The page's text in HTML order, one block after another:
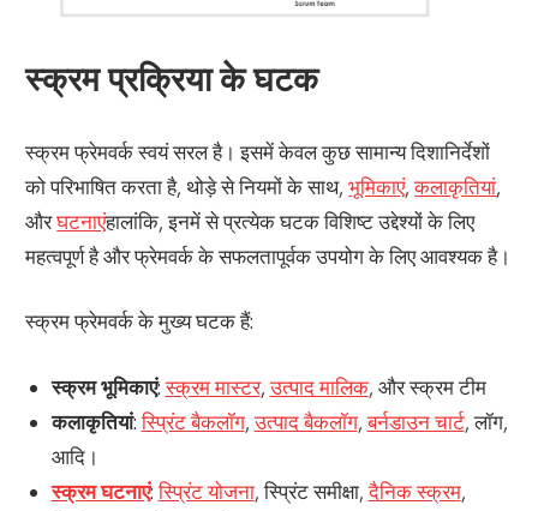
स्क्रम प्रक्रिया के घटक
स्क्रम फ्रेमवर्क स्वयं सरल है। इसमें केवल कुछ सामान्य दिशानिर्देशों
को परिभाषित करता है, थोड़े से नियमों के साथ,भूमिकाएं,कलाकृतियां,
औरघटनाएंहालांकि, इनमें से प्रत्येक घटक विशिष्ट उद्देश्यों के लिए
महत्वपूर्ण है और फ्रेमवर्क के सफलतापूर्वक उपयोग के लिए आवश्यक है।
स्क्रम फ्रेमवर्क के मुख्य घटक हैं:
स्क्रम भूमिकाएं:स्क्रम मास्टर,उत्पाद मालिक, और स्क्रम टीम
कलाकृतियां:स्प्रिंट बैकलॉग,उत्पाद बैकलॉग,बर्नडाउन चार्ट, लॉग,
आदि।
स्क्रम घटनाएं:स्प्रिंट योजना, स्प्रिंट समीक्षा,दैनिक स्क्रम,